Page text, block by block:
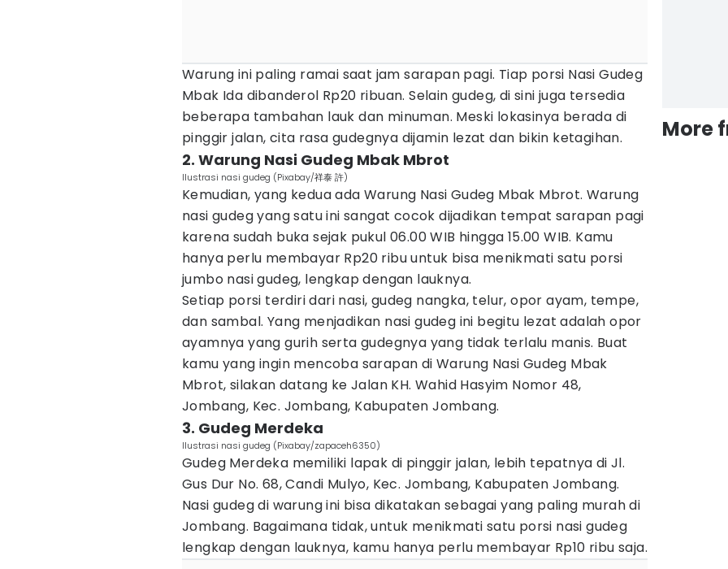
Warung ini paling ramai saat jam sarapan pagi. Tiap porsi Nasi Gudeg
Mbak Ida dibanderol Rp20 ribuan. Selain gudeg, di sini juga tersedia
beberapa tambahan lauk dan minuman. Meski lokasinya berada di
pinggir jalan, cita rasa gudegnya dijamin lezat dan bikin ketagihan.
2. Warung Nasi Gudeg Mbak Mbrot
Ilustrasi nasi gudeg (Pixabay/祥泰 許)
Kemudian, yang kedua ada Warung Nasi Gudeg Mbak Mbrot. Warung
nasi gudeg yang satu ini sangat cocok dijadikan tempat sarapan pagi
karena sudah buka sejak pukul 06.00 WIB hingga 15.00 WIB. Kamu
hanya perlu membayar Rp20 ribu untuk bisa menikmati satu porsi
jumbo nasi gudeg, lengkap dengan lauknya.
Setiap porsi terdiri dari nasi, gudeg nangka, telur, opor ayam, tempe,
dan sambal. Yang menjadikan nasi gudeg ini begitu lezat adalah opor
ayamnya yang gurih serta gudegnya yang tidak terlalu manis. Buat
kamu yang ingin mencoba sarapan di Warung Nasi Gudeg Mbak
Mbrot, silakan datang ke Jalan KH. Wahid Hasyim Nomor 48,
Jombang, Kec. Jombang, Kabupaten Jombang.
3. Gudeg Merdeka
Ilustrasi nasi gudeg (Pixabay/zapaceh6350)
Gudeg Merdeka memiliki lapak di pinggir jalan, lebih tepatnya di Jl.
Gus Dur No. 68, Candi Mulyo, Kec. Jombang, Kabupaten Jombang.
Nasi gudeg di warung ini bisa dikatakan sebagai yang paling murah di
Jombang. Bagaimana tidak, untuk menikmati satu porsi nasi gudeg
lengkap dengan lauknya, kamu hanya perlu membayar Rp10 ribu saja.
More